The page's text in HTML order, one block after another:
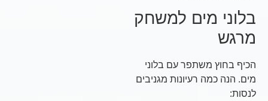
בלוני מים למשחק
מרגש
הכיף בחוץ משתפר עם בלוני
מים. הנה כמה רעיונות מגניבים
לנסות: